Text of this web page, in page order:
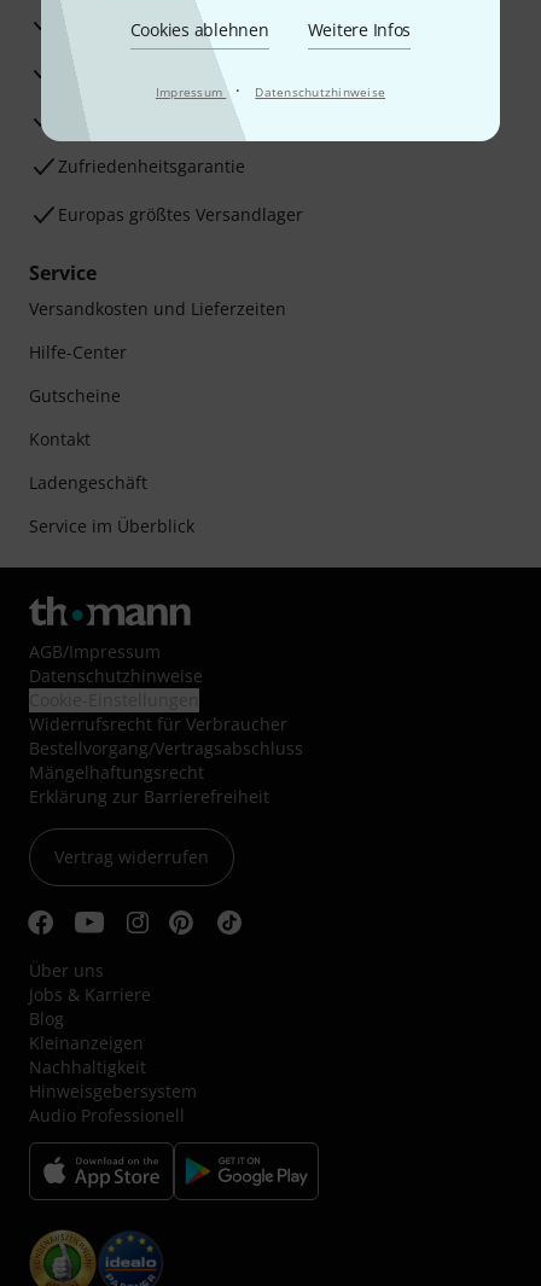
Cookies ablehnen Weitere Infos
Impressum · Datenschutzhinweise
30 Tage Money-Back-Garantie
Beratung durch Fachexperten
Zufriedenheitsgarantie
Europas größtes Versandlager
Service
Versandkosten und Lieferzeiten
Hilfe-Center
Gutscheine
Kontakt
Ladengeschäft
Service im Überblick
AGB/Impressum
Datenschutzhinweise
Widerrufsrecht für Verbraucher
Bestellvorgang/Vertragsabschluss
Mängelhaftungsrecht
Erklärung zur Barrierefreiheit
Vertrag widerrufen
Über uns
Jobs & Karriere
Blog
Kleinanzeigen
Nachhaltigkeit
Hinweisgebersystem
Audio Professionell